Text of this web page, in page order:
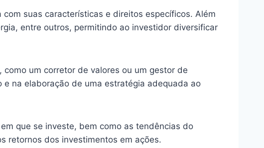
suas características e direitos específicos. Além
entre outros, permitindo ao investidor diversificar
um corretor de valores ou um gestor de
na elaboração de uma estratégia adequada ao
que se investe, bem como as tendências do
retornos dos investimentos em ações.